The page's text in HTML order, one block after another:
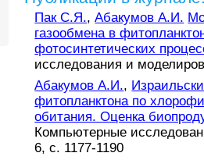
Пак С.Я.,Абакумов А.И.
газообмена в
фотосинтетических
исследования и
Абакумов А.И.,
фитопланктона по
обитания. Оценка
Компьютерные
6, с. 1177-1190